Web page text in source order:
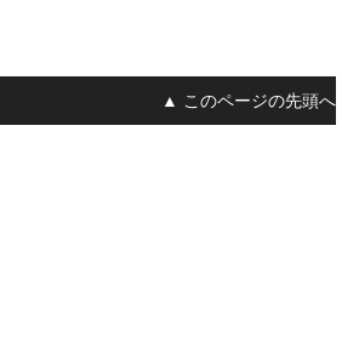
▲ このページの先頭へ